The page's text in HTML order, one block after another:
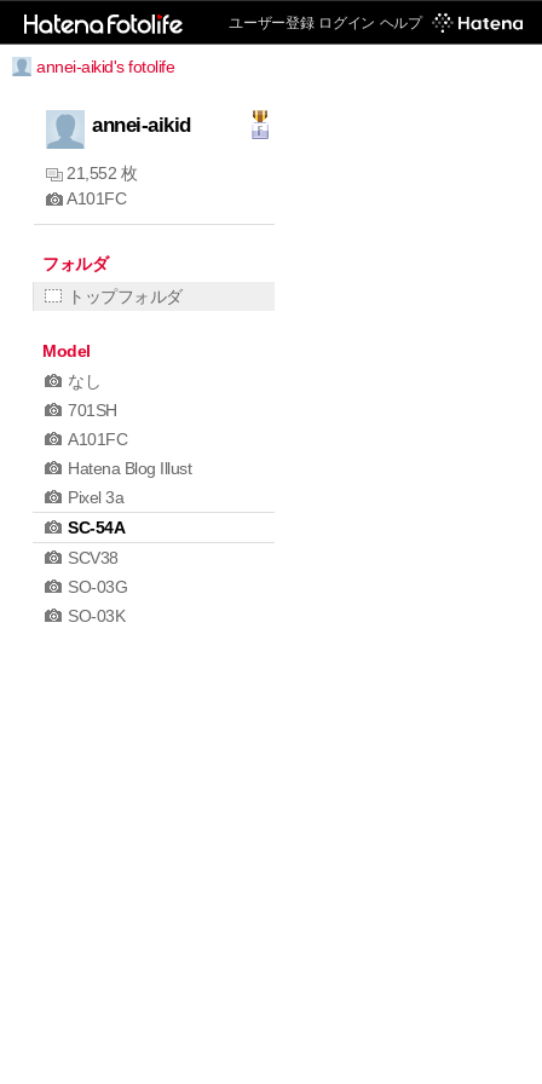
ユーザー登録 ログイン ヘルプ
annei-aikid's fotolife
annei-aikid
21,552 枚
A101FC
フォルダ
トップフォルダ
Model
なし
701SH
A101FC
Hatena Blog Illust
Pixel 3a
SC-54A
SCV38
SO-03G
SO-03K